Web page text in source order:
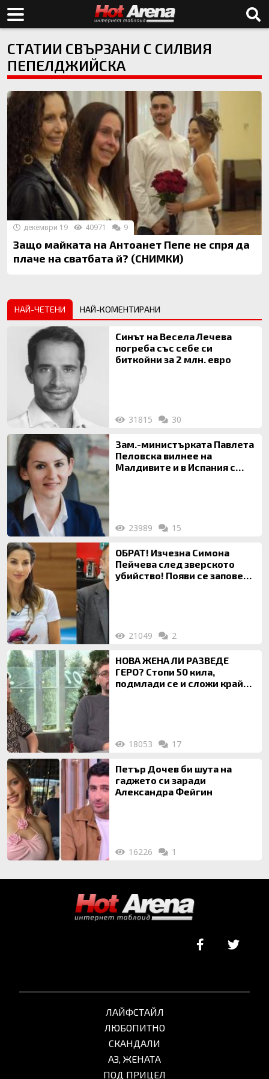
СТАТИИ СВЪРЗАНИ С СИЛВИЯ
ПЕПЕЛДЖИЙСКА
Защо майката на Антоанет Пепе не спря да
плаче на сватбата й? (СНИМКИ)
декември 19 40971 9
НАЙ-ЧЕТЕНИ НАЙ-КОМЕНТИРАНИ
Синът на Весела Лечева
погреба със себе си
биткойни за 2 млн. евро
31815 30
Зам.-министърката Павлета
Пеловска вилнее на
Малдивите и в Испания с
23989 15
ОБРАТ! Изчезна Симона
Пейчева след зверското
убийство! Появи се заповед
21049 2
НОВА ЖЕНА ЛИ РАЗВЕДЕ
ГЕРО? Стопи 50 кила,
подмлади се и сложи край
18053 17
Петър Дочев би шута на
гаджето си заради
Александра Фейгин
16226 1
ЛАЙФСТАЙЛ
ЛЮБОПИТНО
СКАНДАЛИ
АЗ, ЖЕНАТА
ПОД ПРИЦЕЛ